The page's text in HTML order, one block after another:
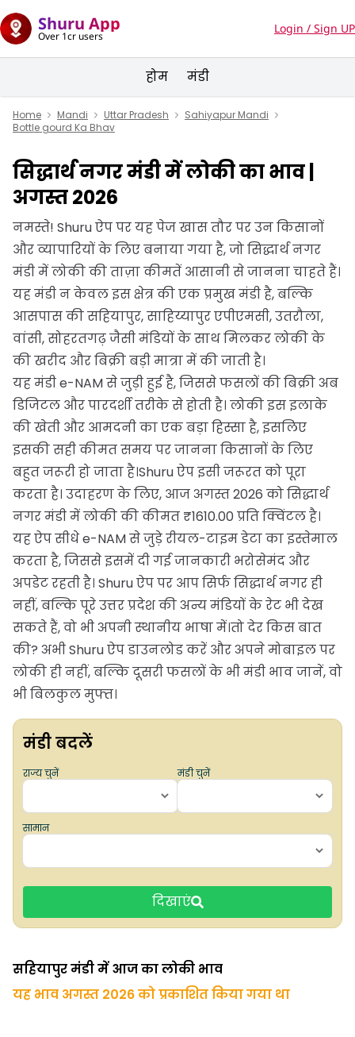
Shuru App
Over 1cr users
Login / Sign UP
होम मंडी
Home Mandi Uttar Pradesh
Sahiyapur Mandi
Bottle gourd Ka Bhav
सिद्धार्थ नगर मंडी में लोकी का भाव |
अगस्त 2026
नमस्ते! Shuru ऐप पर यह पेज खास तौर पर उन किसानों
और व्यापारियों के लिए बनाया गया है, जो सिद्धार्थ नगर
मंडी में लोकी की ताज़ा कीमतें आसानी से जानना चाहते हैं।
यह मंडी न केवल इस क्षेत्र की एक प्रमुख मंडी है, बल्कि
आसपास की सहियापुर, साहिय्यापुर एपीएमसी, उतरौला,
वांसी, सोहरतगढ़ जैसी मंडियों के साथ मिलकर लोकी के
की खरीद और बिक्री बड़ी मात्रा में की जाती है।
यह मंडी e-NAM से जुड़ी हुई है, जिससे फसलों की बिक्री अब
डिजिटल और पारदर्शी तरीके से होती है। लोकी इस इलाके
की खेती और आमदनी का एक बड़ा हिस्सा है, इसलिए
इसकी सही कीमत समय पर जानना किसानों के लिए
बहुत जरूरी हो जाता है।Shuru ऐप इसी जरूरत को पूरा
करता है। उदाहरण के लिए, आज अगस्त 2026 को सिद्धार्थ
नगर मंडी में लोकी की कीमत ₹1610.00 प्रति क्विंटल है।
यह ऐप सीधे e-NAM से जुड़े रीयल-टाइम डेटा का इस्तेमाल
करता है, जिससे इसमें दी गई जानकारी भरोसेमंद और
अपडेट रहती है। Shuru ऐप पर आप सिर्फ सिद्धार्थ नगर ही
नहीं, बल्कि पूरे उत्तर प्रदेश की अन्य मंडियों के रेट भी देख
सकते हैं, वो भी अपनी स्थानीय भाषा में।तो देर किस बात
की? अभी Shuru ऐप डाउनलोड करें और अपने मोबाइल पर
लोकी ही नहीं, बल्कि दूसरी फसलों के भी मंडी भाव जानें, वो
भी बिलकुल मुफ्त।
मंडी बदलें
राज्य चुनें मंडी चुनें
सामान
दिखाएं
सहियापुर मंडी में आज का लोकी भाव
यह भाव अगस्त 2026 को प्रकाशित किया गया था